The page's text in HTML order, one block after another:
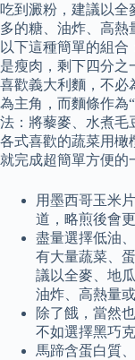
吃到澱粉，建議以全
多的糖、油炸、高熱
以下這種簡單的組
是瘦肉，剩下四分之
喜歡義大利麵，不必
為主角，而麵條作為
法：將藜麥、水煮毛
各式喜歡的蔬菜用橄
就完成超簡單方便的
用墨西哥玉米
道，略煎後會
盡量選擇低油
有大量蔬菜、
議以全麥、地
油炸、高熱量
除了餓，當然
不如選擇黑巧克
馬蹄含蛋白質